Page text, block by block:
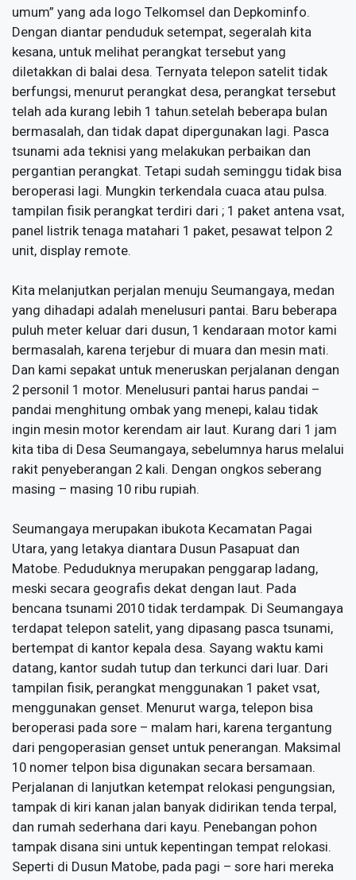
umum” yang ada logo Telkomsel dan Depkominfo.
Dengan diantar penduduk setempat, segeralah kita
kesana, untuk melihat perangkat tersebut yang
diletakkan di balai desa. Ternyata telepon satelit tidak
berfungsi, menurut perangkat desa, perangkat tersebut
telah ada kurang lebih 1 tahun.setelah beberapa bulan
bermasalah, dan tidak dapat dipergunakan lagi. Pasca
tsunami ada teknisi yang melakukan perbaikan dan
pergantian perangkat. Tetapi sudah seminggu tidak bisa
beroperasi lagi. Mungkin terkendala cuaca atau pulsa.
tampilan fisik perangkat terdiri dari ; 1 paket antena vsat,
panel listrik tenaga matahari 1 paket, pesawat telpon 2
unit, display remote.
Kita melanjutkan perjalan menuju Seumangaya, medan
yang dihadapi adalah menelusuri pantai. Baru beberapa
puluh meter keluar dari dusun, 1 kendaraan motor kami
bermasalah, karena terjebur di muara dan mesin mati.
Dan kami sepakat untuk meneruskan perjalanan dengan
2 personil 1 motor. Menelusuri pantai harus pandai –
pandai menghitung ombak yang menepi, kalau tidak
ingin mesin motor kerendam air laut. Kurang dari 1 jam
kita tiba di Desa Seumangaya, sebelumnya harus melalui
rakit penyeberangan 2 kali. Dengan ongkos seberang
masing – masing 10 ribu rupiah.
Seumangaya merupakan ibukota Kecamatan Pagai
Utara, yang letakya diantara Dusun Pasapuat dan
Matobe. Peduduknya merupakan penggarap ladang,
meski secara geografis dekat dengan laut. Pada
bencana tsunami 2010 tidak terdampak. Di Seumangaya
terdapat telepon satelit, yang dipasang pasca tsunami,
bertempat di kantor kepala desa. Sayang waktu kami
datang, kantor sudah tutup dan terkunci dari luar. Dari
tampilan fisik, perangkat menggunakan 1 paket vsat,
menggunakan genset. Menurut warga, telepon bisa
beroperasi pada sore – malam hari, karena tergantung
dari pengoperasian genset untuk penerangan. Maksimal
10 nomer telpon bisa digunakan secara bersamaan.
Perjalanan di lanjutkan ketempat relokasi pengungsian,
tampak di kiri kanan jalan banyak didirikan tenda terpal,
dan rumah sederhana dari kayu. Penebangan pohon
tampak disana sini untuk kepentingan tempat relokasi.
Seperti di Dusun Matobe, pada pagi – sore hari mereka